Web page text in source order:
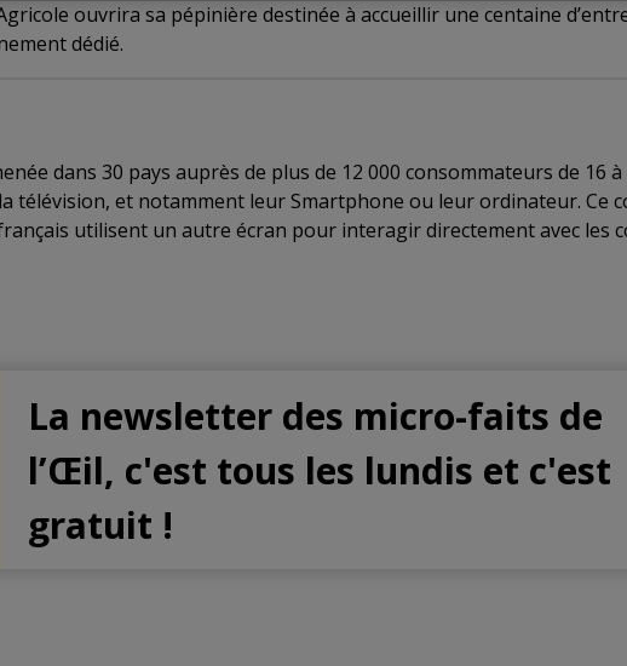
ouvrira sa pépinière destinée à accueillir une centaine
dédié.
dans 30 pays auprès de plus de 12 000 consommateurs de 16
télévision, et notamment leur Smartphone ou leur ordinateur. Ce
utilisent un autre écran pour interagir directement avec les
La newsletter des micro-faits de
l’Œil, c'est tous les lundis et c'est
gratuit !